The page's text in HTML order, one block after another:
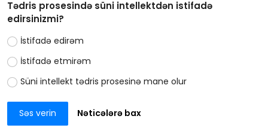
Tədris prosesində süni intellektdən istifadə
edirsinizmi?
İstifadə edirəm
İstifadə etmirəm
Süni intellekt tədris prosesinə mane olur
Səs verin Nəticələrə bax